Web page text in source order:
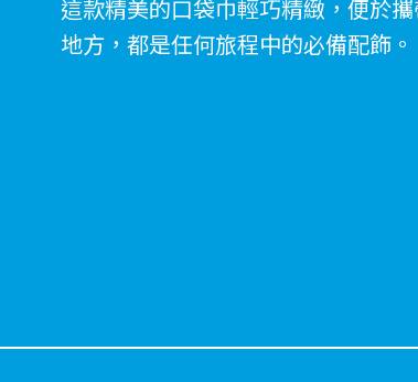
這款精美的口袋巾輕巧精緻，便於
地方，都是任何旅程中的必備配飾。